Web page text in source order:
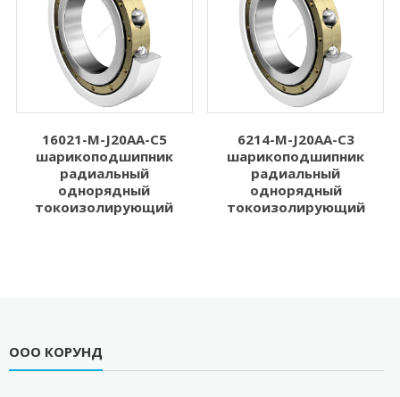
16021-M-J20AA-C5
шарикоподшипник
радиальный
однорядный
токоизолирующий
6214-M-J20AA-C3
шарикоподшипник
радиальный
однорядный
токоизолирующий
ООО КОРУНД